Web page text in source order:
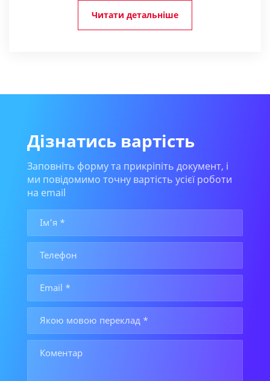
Читати детальніше
Дізнатись вартість
Заповніть форму та прикріпіть документ, і
ми повідомимо точну вартість усієї роботи
на email